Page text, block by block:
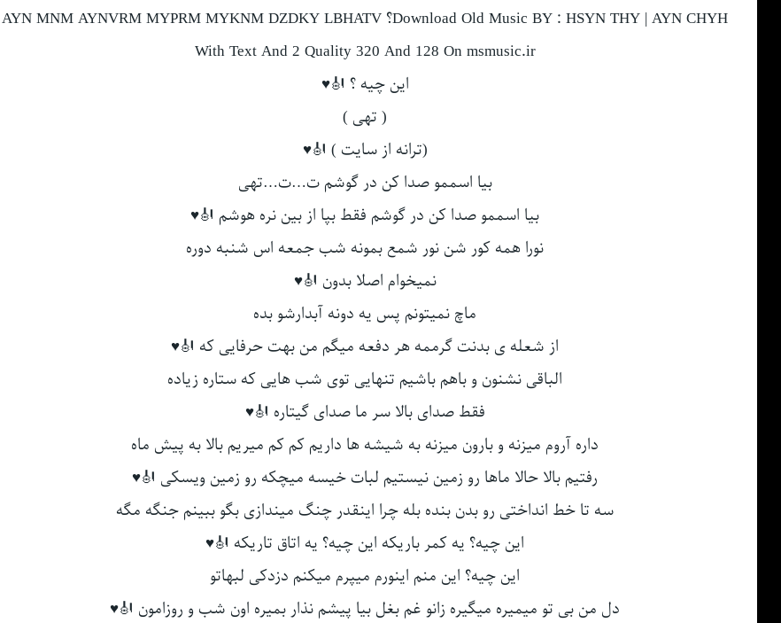
Download Old Music BY : HSYN THY | AYN CHYH؟ AYN MNM AYNVRM MYPRM MYKNM DZDKY LBHATV
With Text And 2 Quality 320 And 128 On msmusic.ir
این چیه ؟ 🎻♥
( تهی )
(ترانه از سایت ) 🎻♥
بیا اسممو صدا کن در گوشم ت…ت…تهی
بیا اسممو صدا کن در گوشم فقط بپا از بین نره هوشم 🎻♥
نورا همه کور شن نور شمع بمونه شب جمعه اس شنبه دوره
نمیخوام اصلا بدون 🎻♥
ماچ نمیتونم پس یه دونه آبدارشو بده
از شعله ی بدنت گرممه هر دفعه میگم من بهت حرفایی که 🎻♥
الباقی نشنون و باهم باشیم تنهایی توی شب هایی که ستاره زیاده
فقط صدای بالا سر ما صدای گیتاره 🎻♥
داره آروم میزنه و بارون میزنه به شیشه ها داریم کم کم میریم بالا به پیش ماه
رفتیم بالا حالا ماها رو زمین نیستیم لبات خیسه میچکه رو زمین ویسکی 🎻♥
سه تا خط انداختی رو بدن بنده بله چرا اینقدر چنگ میندازی بگو ببینم جنگه مگه
این چیه؟ یه کمر باریکه این چیه؟ یه اتاق تاریکه 🎻♥
این چیه؟ این منم اینورم میپرم میکنم دزدکی لبهاتو
دل من بی تو میمیره میگیره زانو غم بغل بیا پیشم نذار بمیره اون شب و روزامون 🎻♥